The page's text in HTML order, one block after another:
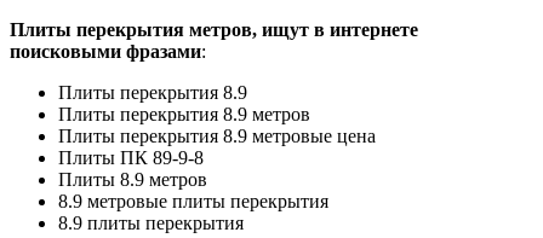
Плиты перекрытия метров, ищут в интернете
поисковыми фразами:
Плиты перекрытия 8.9
Плиты перекрытия 8.9 метров
Плиты перекрытия 8.9 метровые цена
Плиты ПК 89-9-8
Плиты 8.9 метров
8.9 метровые плиты перекрытия
8.9 плиты перекрытия